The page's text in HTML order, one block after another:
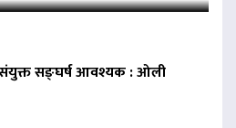
संयुक्त सङ्घर्ष आवश्यक : ओली